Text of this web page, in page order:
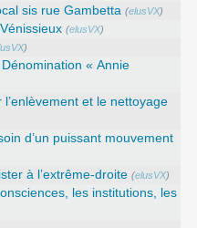
sis rue Gambetta (elusVX)
(elusVX)
)
« Annie
et le nettoyage
d’un puissant mouvement
à l’extrême-droite (elusVX)
les institutions, les